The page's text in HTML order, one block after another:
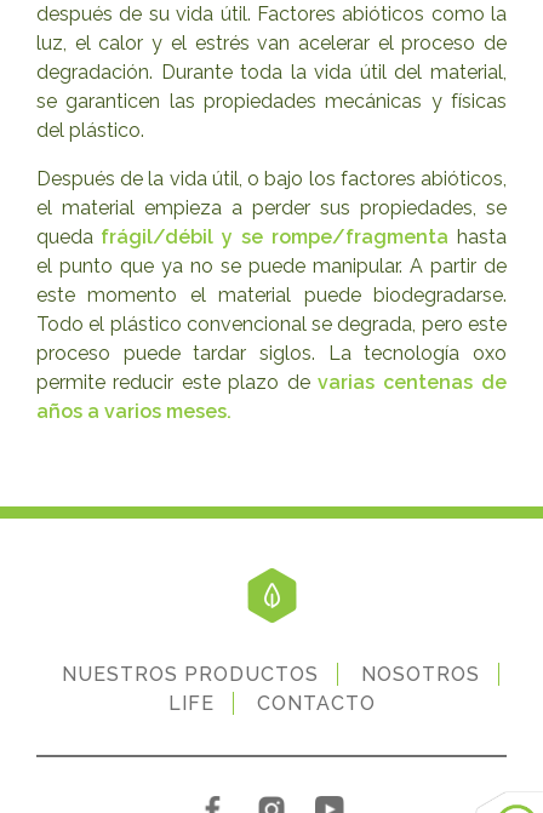
después de su vida útil. Factores abióticos como la
luz, el calor y el estrés van acelerar el proceso de
degradación. Durante toda la vida útil del material,
se garanticen las propiedades mecánicas y físicas
del plástico.
Después de la vida útil, o bajo los factores abióticos,
el material empieza a perder sus propiedades, se
queda frágil/débil y se rompe/fragmenta hasta
el punto que ya no se puede manipular. A partir de
este momento el material puede biodegradarse.
Todo el plástico convencional se degrada, pero este
proceso puede tardar siglos. La tecnología oxo
permite reducir este plazo de varias centenas de
años a varios meses.
NUESTROS PRODUCTOS
NOSOTROS
LIFE
CONTACTO